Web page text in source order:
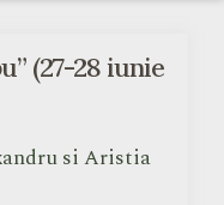
(27-28 iunie
si Aristia